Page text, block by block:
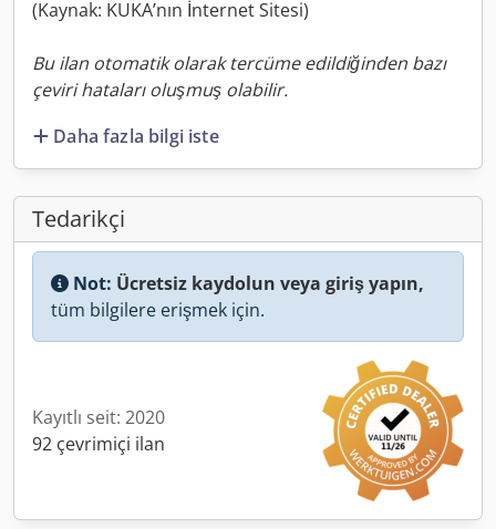
(Kaynak: KUKA’nın İnternet Sitesi)
Bu ilan otomatik olarak tercüme edildiğinden bazı
çeviri hataları oluşmuş olabilir.
Daha fazla bilgi iste
Tedarikçi
Not: Ücretsiz kaydolun veya giriş yapın,
tüm bilgilere erişmek için.
Kayıtlı seit: 2020
92 çevrimiçi ilan